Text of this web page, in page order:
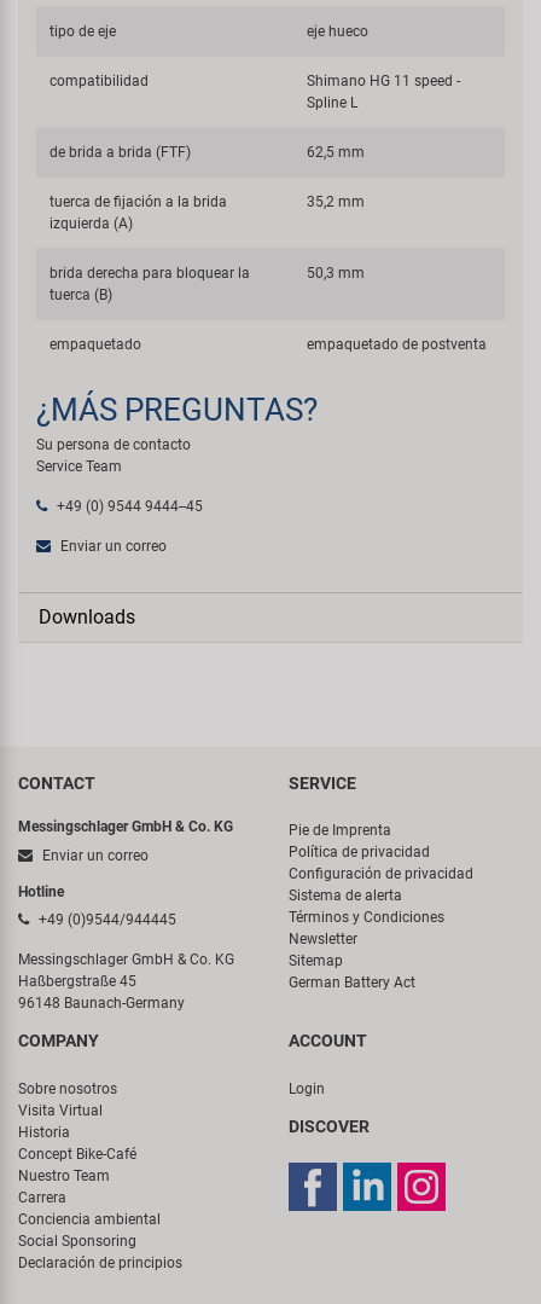
tipo de eje eje hueco
compatibilidad
Shimano HG 11 speed -
Spline L
de brida a brida (FTF) 62,5 mm
tuerca de fijación a la brida
izquierda (A)
35,2 mm
brida derecha para bloquear la
tuerca (B)
50,3 mm
empaquetado empaquetado de postventa
¿MÁS PREGUNTAS?
Su persona de contacto
Service Team
+49 (0) 9544 9444--45
Enviar un correo
Downloads
CONTACT
Messingschlager GmbH & Co. KG
Enviar un correo
Hotline
+49 (0)9544/944445
Messingschlager GmbH & Co. KG
Haßbergstraße 45
96148 Baunach-Germany
SERVICE
Pie de Imprenta
Política de privacidad
Configuración de privacidad
Sistema de alerta
Términos y Condiciones
Newsletter
Sitemap
German Battery Act
COMPANY
Sobre nosotros
Visita Virtual
Historia
Concept Bike-Café
Nuestro Team
Carrera
Conciencia ambiental
Social Sponsoring
Declaración de principios
ACCOUNT
Login
DISCOVER